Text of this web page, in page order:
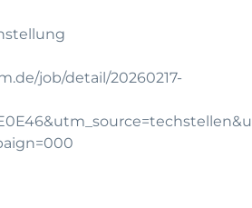
job/detail/20260217-